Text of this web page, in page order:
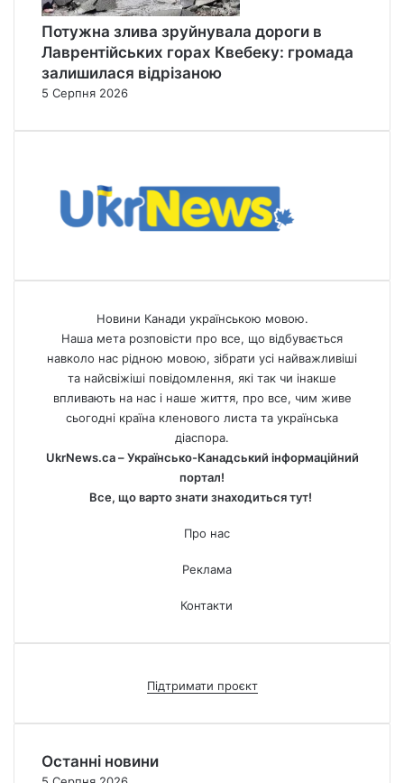
Потужна злива зруйнувала дороги в
Лаврентійських горах Квебеку: громада
залишилася відрізаною
5 Серпня 2026
Новини Канади українською мовою.
Наша мета розповісти про все, що відбувається
навколо нас рідною мовою, зібрати усі найважливіші
та найсвіжіші повідомлення, які так чи інакше
впливають на нас і наше життя, про все, чим живе
сьогодні країна кленового листа та українська
діаспора.
UkrNews.ca – Українсько-Канадський інформаційний
портал!
Все, що варто знати знаходиться тут!
Про нас
Реклама
Контакти
Підтримати проєкт
Останні новини